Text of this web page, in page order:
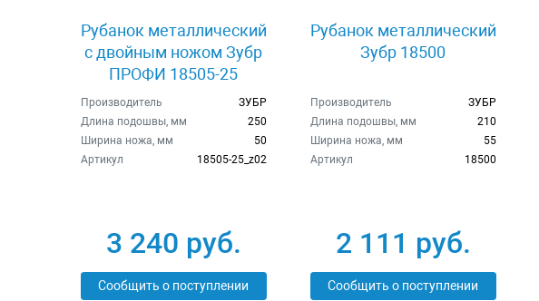
Рубанок металлический
с двойным ножом Зубр
ПРОФИ 18505-25
Производитель
ЗУБР
Длина подошвы, мм
250
Ширина ножа, мм
50
Артикул
18505-25_z02
3 240 руб.
Сообщить о поступлении
Рубанок металлический
Зубр 18500
Производитель
ЗУБР
Длина подошвы, мм
210
Ширина ножа, мм
55
Артикул
18500
2 111 руб.
Сообщить о поступлении